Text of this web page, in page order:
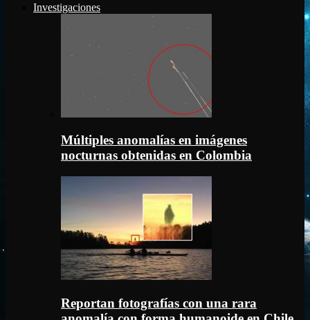
Investigaciones
Múltiples anomalías en imágenes
nocturnas obtenidas en Colombia
Reportan fotografías con una rara